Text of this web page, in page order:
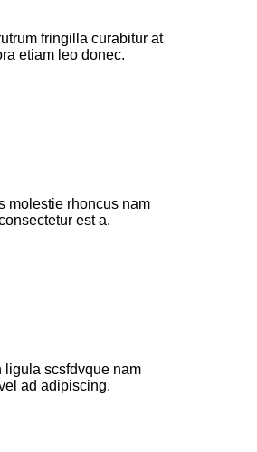
fringilla curabitur at
etiam leo donec.
molestie rhoncus nam
est a.
ligula scsfdvque nam
ad adipiscing.